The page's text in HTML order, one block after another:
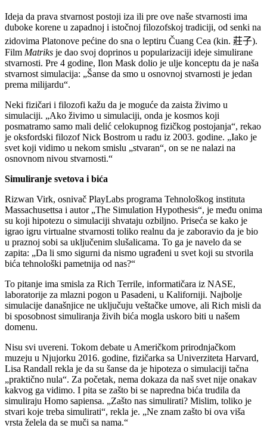
Ideja da prava stvarnost postoji iza ili pre ove naše stvarnosti ima
duboke korene u zapadnoj i istočnoj filozofskoj tradiciji, od senki na
zidovima Platonove pećine do sna o leptiru Čuang Cea (kin. 莊子).
Film Matriks je dao svoj doprinos u popularizaciji ideje simulirane
stvarnosti. Pre 4 godine, Ilon Mask dolio je ulje konceptu da je naša
stvarnost simulacija: „Šanse da smo u osnovnoj stvarnosti je jedan
prema milijardu“.
Neki fizičari i filozofi kažu da je moguće da zaista živimo u
simulaciji. „Ako živimo u simulaciji, onda je kosmos koji
posmatramo samo mali delić celokupnog fizičkog postojanja“, rekao
je oksfordski filozof Nick Bostrom u radu iz 2003. godine. „Iako je
svet koji vidimo u nekom smislu „stvaran“, on se ne nalazi na
osnovnom nivou stvarnosti.“
Simuliranje svetova i bića
Rizwan Virk, osnivač PlayLabs programa Tehnološkog instituta
Massachusettsa i autor „The Simulation Hypothesis“, je među onima
su koji hipotezu o simulaciji shvataju ozbiljno. Priseća se kako je
igrao igru virtualne stvarnosti toliko realnu da je zaboravio da je bio
u praznoj sobi sa uključenim slušalicama. To ga je navelo da se
zapita: „Da li smo sigurni da nismo ugrađeni u svet koji su stvorila
bića tehnološki pametnija od nas?“
To pitanje ima smisla za Rich Terrile, informatičara iz NASE,
laboratorije za mlazni pogon u Pasadeni, u Kaliforniji. Najbolje
simulacije današnjice ne uključuju veštačke umove, ali Rich misli da
bi sposobnost simuliranja živih bića mogla uskoro biti u našem
domenu.
Nisu svi uvereni. Tokom debate u Američkom prirodnjačkom
muzeju u Njujorku 2016. godine, fizičarka sa Univerziteta Harvard,
Lisa Randall rekla je da su šanse da je hipoteza o simulaciji tačna
„praktično nula“. Za početak, nema dokaza da naš svet nije onakav
kakvog ga vidimo. I pita se zašto bi se napredna bića trudila da
simuliraju Homo sapiensa. „Zašto nas simulirati? Mislim, toliko je
stvari koje treba simulirati“, rekla je. „Ne znam zašto bi ova viša
vrsta želela da se muči sa nama.“